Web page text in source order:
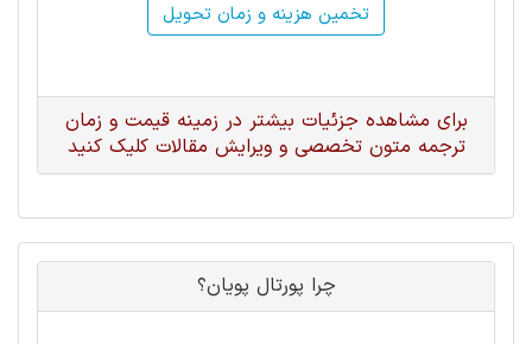
تخمین هزینه و زمان تحویل
برای مشاهده جزئیات بیشتر در زمینه قیمت و زمان
ترجمه متون تخصصی و ویرایش مقالات کلیک کنید
چرا پورتال پویان؟